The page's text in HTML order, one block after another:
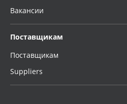
Вакансии
Поставщикам
Поставщикам
Suppliers